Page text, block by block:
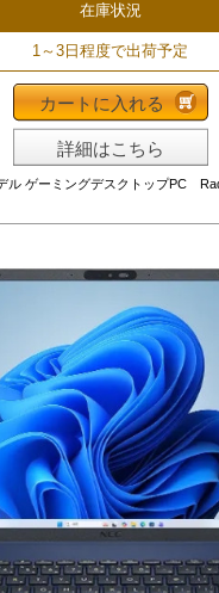
在庫状況
1～3日程度で出荷予定
カートに入れる
詳細はこちら
ル ゲーミングデスクトップPC